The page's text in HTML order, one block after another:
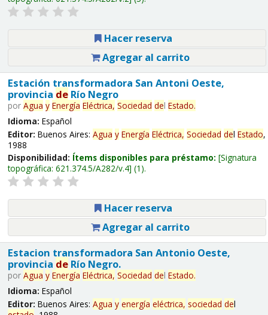
Hacer reserva
Agregar al carrito
Estación transformadora San Antoni Oeste,
provincia deRío Negro
por Agua y Energía Eléctrica, Sociedad del Estado.
Idioma: Español
Editor: Buenos Aires: Agua y Energía Eléctrica, Sociedad del Estado,
1988
Disponibilidad: Ítems disponibles para préstamo: Signatura
topográfica: 621.374.5/A282/v.4 (1).
Hacer reserva
Agregar al carrito
Estacion transformadora San Antonio Oeste,
provincia deRío Negro.
por Agua y Energía Eléctrica, Sociedad del Estado.
Idioma: Español
Editor: Buenos Aires: Agua y energía eléctrica, sociedad del